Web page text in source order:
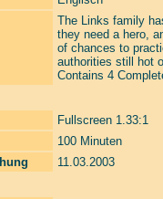
The Links family
they need a hero,
of chances to
authorities still hot
Contains 4
Fullscreen 1.33:1
100 Minuten
11.03.2003